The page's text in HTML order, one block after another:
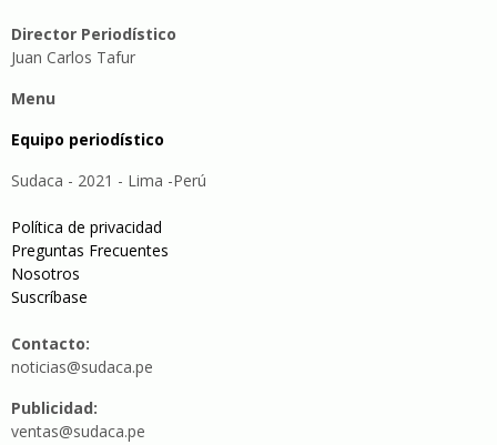
Director Periodístico
Juan Carlos Tafur
Menu
Equipo periodístico
Sudaca - 2021 - Lima -Perú
Política de privacidad
Preguntas Frecuentes
Nosotros
Suscríbase
Contacto:
noticias@sudaca.pe
Publicidad:
ventas@sudaca.pe